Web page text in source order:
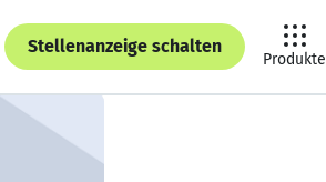
Stellenanzeige schalten
Produkte